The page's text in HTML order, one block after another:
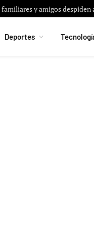
y amigos
Deportes